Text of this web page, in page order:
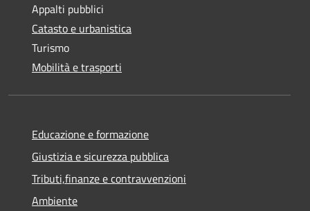
Appalti pubblici
Catasto e urbanistica
Turismo
Mobilità e trasporti
Educazione e formazione
Giustizia e sicurezza pubblica
Tributi,finanze e contravvenzioni
Ambiente